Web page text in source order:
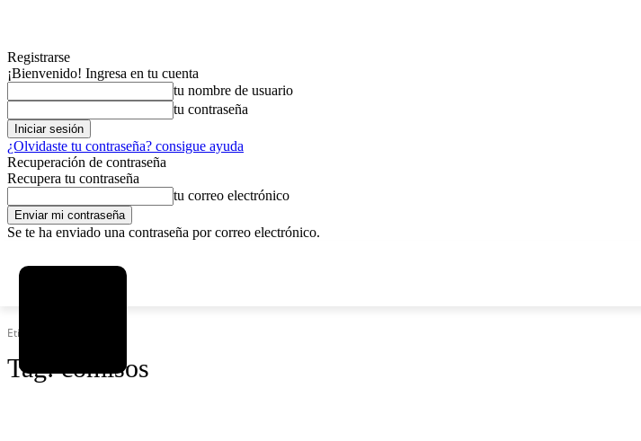
Registrarse
¡Bienvenido! Ingresa en tu cuenta
tu nombre de usuario
tu contraseña
¿Olvidaste tu contraseña? consigue ayuda
Recuperación de contraseña
Recupera tu contraseña
tu correo electrónico
Se te ha enviado una contraseña por correo electrónico.
Etiquetas
Tag:comisos